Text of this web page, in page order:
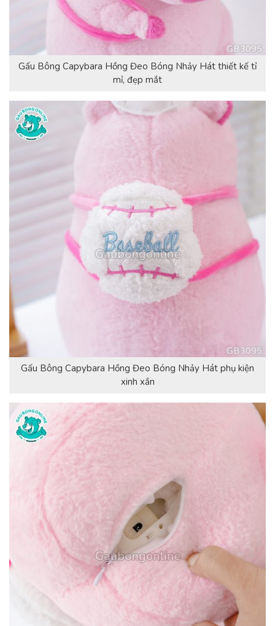
Gấu Bông Capybara Hồng Đeo Bóng Nhảy Hát thiết kế tỉ
mỉ, đẹp mắt
Gấu Bông Capybara Hồng Đeo Bóng Nhảy Hát phụ kiện
xinh xắn